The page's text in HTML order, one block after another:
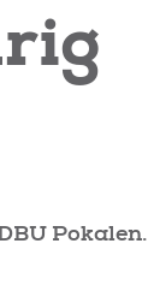
Pokalen.